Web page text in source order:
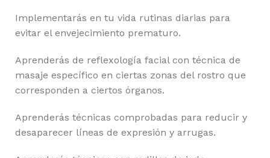
Implementarás en tu vida rutinas diarias para
evitar el envejecimiento prematuro.
Aprenderás de reflexología facial con técnica de
masaje específico en ciertas zonas del rostro que
corresponden a ciertos órganos.
Aprenderás técnicas comprobadas para reducir y
desaparecer líneas de expresión y arrugas.